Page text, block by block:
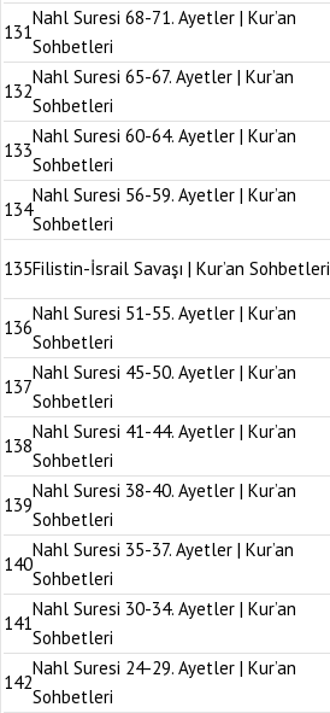
131
Nahl Suresi 68-71. Ayetler | Kur’an
Sohbetleri
132
Nahl Suresi 65-67. Ayetler | Kur’an
Sohbetleri
133
Nahl Suresi 60-64. Ayetler | Kur’an
Sohbetleri
134
Nahl Suresi 56-59. Ayetler | Kur’an
Sohbetleri
135Filistin-İsrail Savaşı | Kur’an Sohbetleri
136
Nahl Suresi 51-55. Ayetler | Kur’an
Sohbetleri
137
Nahl Suresi 45-50. Ayetler | Kur’an
Sohbetleri
138
Nahl Suresi 41-44. Ayetler | Kur’an
Sohbetleri
139
Nahl Suresi 38-40. Ayetler | Kur’an
Sohbetleri
140
Nahl Suresi 35-37. Ayetler | Kur’an
Sohbetleri
141
Nahl Suresi 30-34. Ayetler | Kur’an
Sohbetleri
142
Nahl Suresi 24-29. Ayetler | Kur’an
Sohbetleri